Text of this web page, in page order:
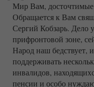
Мир Вам, досточтимые
Обращается к Вам
Сергий Кобзарь. Дело
прифронтовой зоне,
Народ наш бедствует,
поддерживать
инвалидов,
пенсии и особо